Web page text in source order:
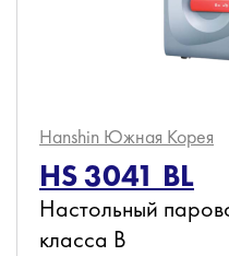
Hanshin Южная Корея
HS 3041 BL
Настольный
класса B